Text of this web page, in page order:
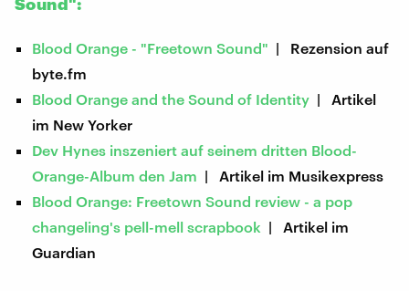
Sound":
Blood Orange - "Freetown Sound" | Rezension auf
byte.fm
Blood Orange and the Sound of Identity | Artikel
im New Yorker
Dev Hynes inszeniert auf seinem dritten Blood-
Orange-Album den Jam | Artikel im Musikexpress
Blood Orange: Freetown Sound review - a pop
changeling's pell-mell scrapbook | Artikel im
Guardian